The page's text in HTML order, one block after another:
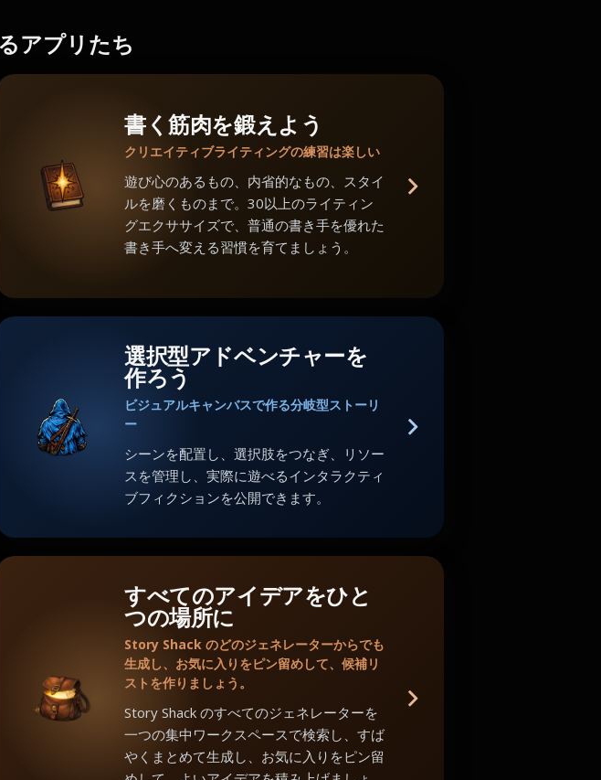
アプリたち
書く筋肉を鍛えよう
クリエイティブライティングの練習は楽しい
遊び心のあるもの、内省的なもの、スタイ
ルを磨くものまで。30以上のライティン
グエクササイズで、普通の書き手を優れた
書き手へ変える習慣を育てましょう。
選択型アドベンチャーを
作ろう
ビジュアルキャンバスで作る分岐型ストーリ
ー
シーンを配置し、選択肢をつなぎ、リソー
スを管理し、実際に遊べるインタラクティ
ブフィクションを公開できます。
すべてのアイデアをひと
つの場所に
Story Shack のどのジェネレーターからでも
生成し、お気に入りをピン留めして、候補リ
ストを作りましょう。
Story Shack のすべてのジェネレーターを
一つの集中ワークスペースで検索し、すば
やくまとめて生成し、お気に入りをピン留